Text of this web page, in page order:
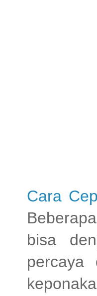
Cara
bisa
percaya